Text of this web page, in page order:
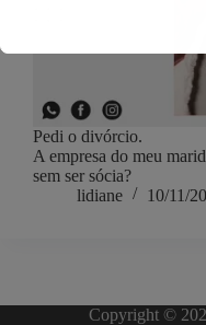
Pedi o divórcio.
A empresa do meu
sem ser sócia?
lidiane
10/11/
Copyright ©